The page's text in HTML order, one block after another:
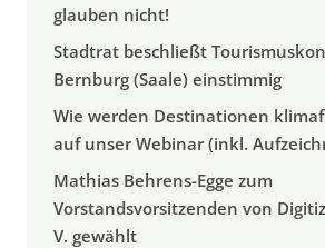
glauben nicht!
Stadtrat beschließt
Bernburg (Saale) einstimmig
Wie werden Destinationen
auf unser Webinar (inkl.
Mathias Behrens-Egge zum
Vorstandsvorsitzenden von
V. gewählt